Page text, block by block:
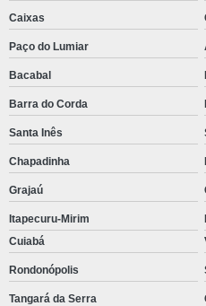
Caixas
Paço do Lumiar
Bacabal
Barra do Corda
Santa Inês
Chapadinha
Grajaú
Itapecuru-Mirim
Cuiabá
Rondonópolis
Tangará da Serra